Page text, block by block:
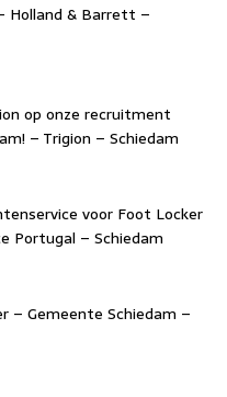
Holland & Barrett –
op onze recruitment
– Trigion – Schiedam
voor Foot Locker
Portugal – Schiedam
– Gemeente Schiedam –